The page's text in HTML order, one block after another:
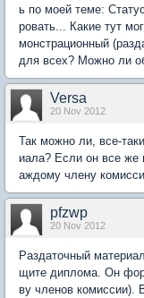
ь по моей теме:
ровать... Какие тут
монстрационный
для всех? Можно ли
Versa
20 Nov 2012
Так можно ли, все-
иала? Если он все же
аждому члену
pfzwp
20 Nov 2012
Раздаточный
щите диплома. Он
ву членов комиссии).